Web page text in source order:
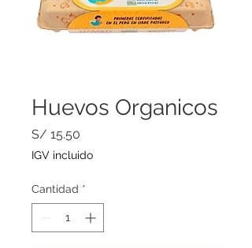
Huevos Organicos
S/ 15.50
IGV incluido
Cantidad *